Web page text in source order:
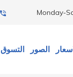
Monday-
الصور التسوق